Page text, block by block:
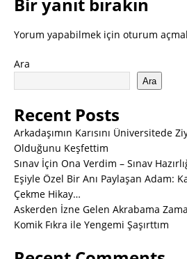
Bir yanıt bırakın
Yorum yapabilmek için oturum
Ara
Ara
Recent Posts
Arkadaşımın Karısını Üniversitede
Olduğunu Keşfettim
Sınav İçin Ona Verdim – Sınav
Eşiyle Özel Bir Anı Paylaşan Adam:
Çekme Hikay…
Askerden İzne Gelen Akrabama
Komik Fıkra ile Yengemi Şaşırttım